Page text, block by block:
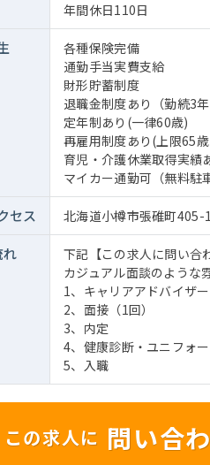
年間休日110日
各種保険完備
通勤手当実費支給
財形貯蓄制度
退職金制度あり（勤続3年
定年制あり(一律60歳)
再雇用制度あり(上限65
育児・介護休業取得実績
マイカー通勤可（無料駐
セス 北海道小樽市張碓町405-1
れ
下記【この求人に問い合
カジュアル面談のような
1、キャリアアドバイザ
2、面接（1回）
3、内定
4、健康診断・ユニフォ
5、入職
この求人に 問い合